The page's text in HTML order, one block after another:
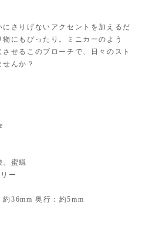
さりげないアクセントを加えるだ
にもぴったり。ミニカーのよう
せるこのブローチで、日々のスト
んか？
、蜜蝋
ー
約36mm 奥行：約5mm